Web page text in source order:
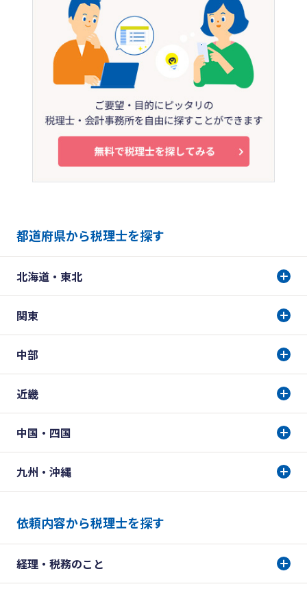
都道府県から税理士を探す
北海道・東北
関東
中部
近畿
中国・四国
九州・沖縄
依頼内容から税理士を探す
経理・税務のこと